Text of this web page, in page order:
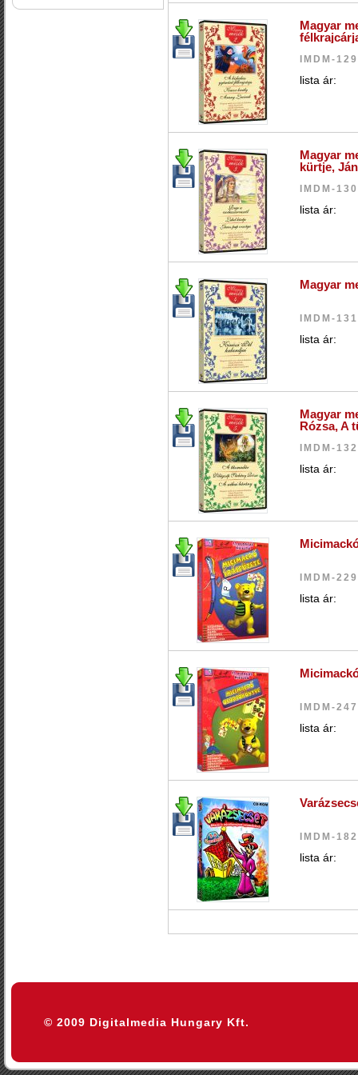
Magyar
IMDM-
lista ár:
Magyar
kürtje,
IMDM-
lista ár:
Magyar
IMDM-
lista ár:
Magyar
Rózsa, A
IMDM-
lista ár:
IMDM-
lista ár:
IMDM-
lista ár:
IMDM-
lista ár:
© 2009 Digitalmedia Hungary Kft.